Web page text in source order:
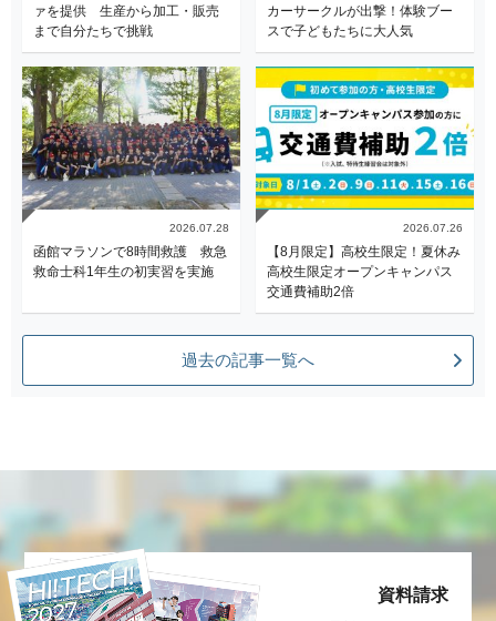
ァを提供 生産から加工・販売
まで自分たちで挑戦
カーサークルが出撃！体験ブー
スで子どもたちに大人気
2026.07.28
函館マラソンで8時間救護 救急
救命士科1年生の初実習を実施
2026.07.26
【8月限定】高校生限定！夏休み
高校生限定オープンキャンパス
交通費補助2倍
過去の記事一覧へ
資料請求